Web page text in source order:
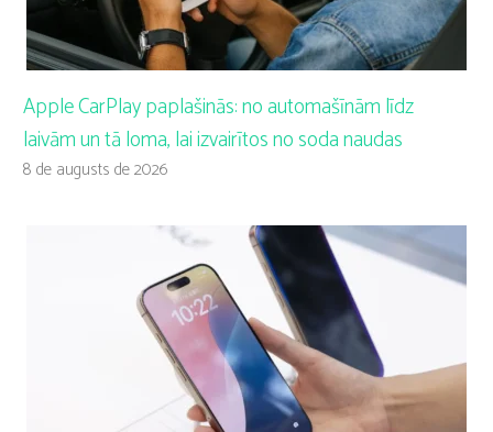
Apple CarPlay paplašinās: no automašīnām līdz
laivām un tā loma, lai izvairītos no soda naudas
8 de augusts de 2026